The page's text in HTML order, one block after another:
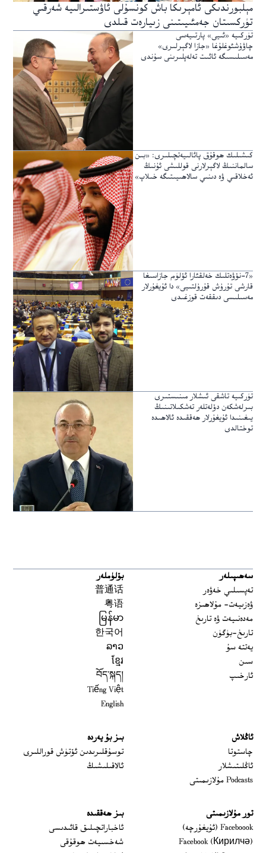
مېلبورندىكى ئامېرىكا باش كونسۇلى ئاۋستىرالىيە شەرقىي
تۈركسىتان جەمئىيىتىنى زىيارەت قىلدى
تۈركىيە «ئىيى» پارتىيەسى
چاۋۇشئوغلۇغا «جازا لاگېرلىرى»
مەسىلىسىگە ئائىت تەلەپلىرىنى سۇندى
كىشىلىك ھوقۇق پائالىيەتچىلىرى: «بىن
سالماننىڭ لاگېرلارنى قوللىشى ئۇنىڭ
ئەخلاقىي ۋە دىنىي سالاھىيىتىگە خىلاپ»
«7-نۆۋەتلىك خەلقئارا ئۆلۈم جازاسىغا
قارشى تۇرۇش قۇرۇلتىيى» دا ئۇيغۇرلار
مەسىلىسى دىققەت قوزغىدى
تۈركىيە تاشقى ئىشلار مىنىستىرى
بىرلەشكەن دۆلەتلەر تەشكىلاتىنىڭ
يىغىنىدا ئۇيغۇرلار ھەققىدە ئالاھىدە
توختالدى
سەھىپىلەر
تەپسىلىي خەۋەر
ۋەزىيەت- مۇلاھىزە
مەدەنىيەت ۋە تارىخ
تارىخ-بۈگۈن
يەتتە سۇ
سىن
ئارخىپ
بۆلۈملەر
普通话
粤语
မြန်မာ
한국어
ລາວ
ខ្មែរ
བོད་སྐད།
Tiếng Việt
English
ئاڭلاش
چاستوتا
ئاڭلىتىشلار
Podcasts مۇلازىمىتى
بىز بۇ يەردە
توسۇقلىرىدىن ئۆتۈش قوراللىرى
ئالاقىلىشىڭ
تور مۇلازىمىتى
Faceboook (ئۇيغۇرچە)
Opens in new window
Facebook (Кирилчә)
Opens in new window
بىز ھەققىدە
ئاخباراتچىلىق قائىدىسى
شەخسىيەت ھوقۇقى